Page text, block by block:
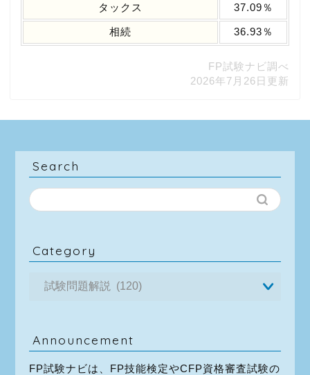
タックス 37.09％
相続 36.93％
FP試験ナビ調べ
2026年7月26日更新
Search
Category
Announcement
FP試験ナビは、FP技能検定やCFP資格審査試験の